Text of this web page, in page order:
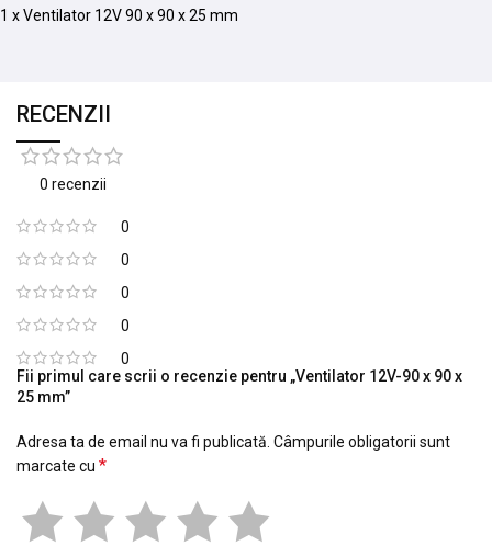
1 x Ventilator 12V 90 x 90 x 25 mm
RECENZII
0 recenzii
0
0
0
0
0
Fii primul care scrii o recenzie pentru „Ventilator 12V-90 x 90 x
25 mm”
Adresa ta de email nu va fi publicată. Câmpurile obligatorii sunt
marcate cu *